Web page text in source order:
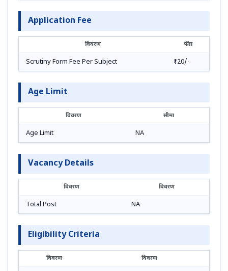
Application Fee
विवरण फीस
Scrutiny Form Fee Per Subject ₹120/-
Age Limit
विवरण सीमा
Age Limit NA
Vacancy Details
विवरण विवरण
Total Post NA
Eligibility Criteria
विवरण विवरण